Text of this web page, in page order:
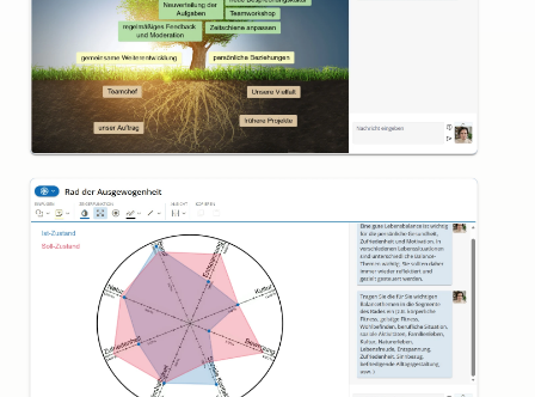
Ressourcenbaum
Rad der Ausgewogenheit